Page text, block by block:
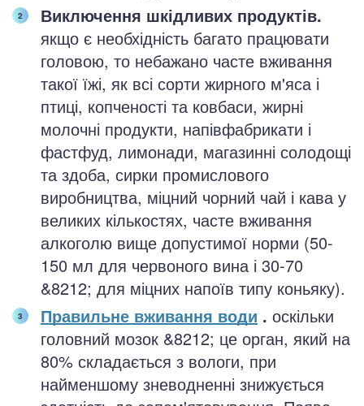
Виключення шкідливих продуктів.
якщо є необхідність багато працювати
головою, то небажано часте вживання
такої їжі, як всі сорти жирного м'яса і
птиці, копченості та ковбаси, жирні
молочні продукти, напівфабрикати і
фастфуд, лимонади, магазинні солодощі
та здоба, сирки промислового
виробництва, міцний чорний чай і кава у
великих кількостях, часте вживання
алкоголю вище допустимої норми (50-
150 мл для червоного вина і 30-70
&8212; для міцних напоїв типу коньяку).
Правильне вживання води . оскільки
головний мозок &8212; це орган, який на
80% складається з вологи, при
найменшому зневодненні знижується